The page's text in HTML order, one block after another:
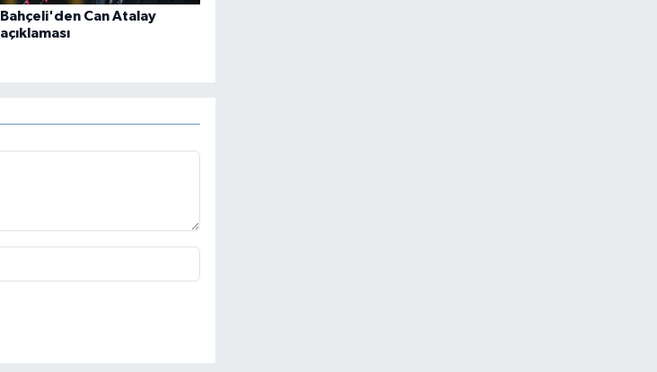
Bahçeli'den Can Atalay
açıklaması